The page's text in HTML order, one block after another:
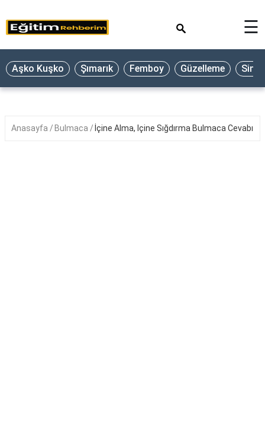
☰
Aşko Kuşko Şımarık Femboy Güzelleme
Anasayfa Bulmaca İçine Alma, Içine Sığdırma Bulmaca Cevabı